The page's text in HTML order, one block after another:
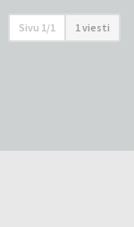
Sivu 1/1 1 viesti